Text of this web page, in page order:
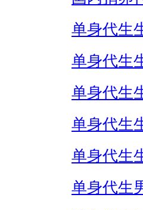
单身代生
单身代生
单身代生
单身代生
单身代生
单身代生